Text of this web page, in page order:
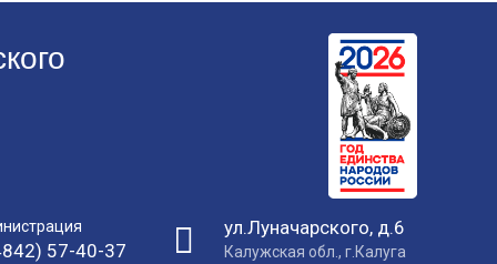
57-40-37
ул.Луначарского, д.6
Калужская обл., г.Калуга